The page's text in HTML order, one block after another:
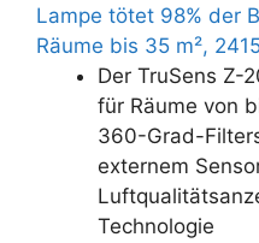
Lampe tötet 98% der
Räume bis 35 m²,
Der TruSens Z-
für Räume von
360-Grad-
externem
Technologie